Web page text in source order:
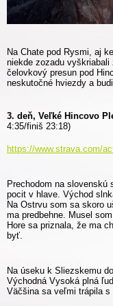
Na Chate pod Rysmi, aj
niekde zozadu
čelovkový presun pod
neskutočné hviezdy a
3. deň, Veľké Hincovo
4:35/finiš 23:18)
https://www.strava.com/
Prechodom na
pocit v hlave. Východ
Na Ostrvu som sa skoro
ma predbehne. Musel
Hore sa priznala, že ma
byť.
Na úseku k Sliezskemu
Východná Vysoká plná
Väčšina sa veľmi trápila s